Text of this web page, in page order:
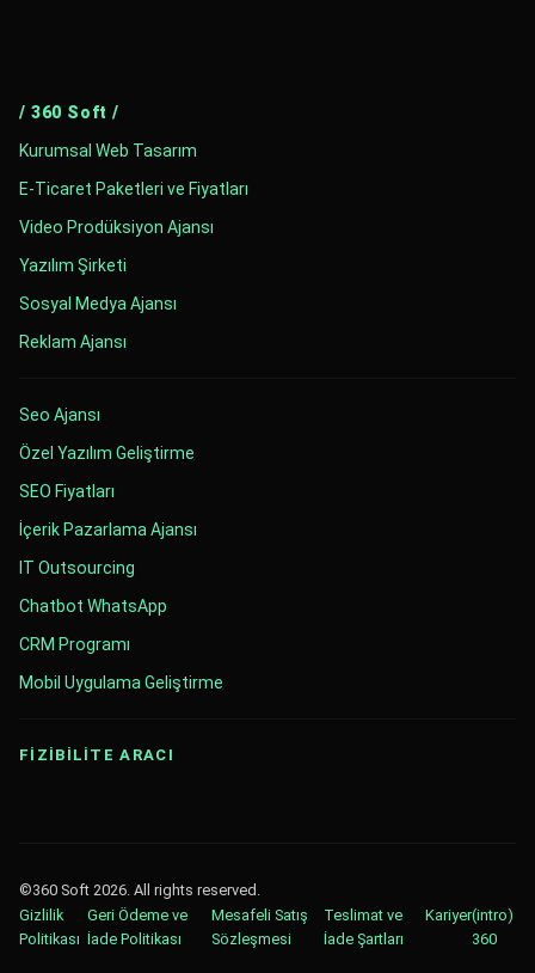
/ 360 Soft /
Kurumsal Web Tasarım
E-Ticaret Paketleri ve Fiyatları
Video Prodüksiyon Ajansı
Yazılım Şirketi
Sosyal Medya Ajansı
Reklam Ajansı
Seo Ajansı
Özel Yazılım Geliştirme
SEO Fiyatları
İçerik Pazarlama Ajansı
IT Outsourcing
Chatbot WhatsApp
CRM Programı
Mobil Uygulama Geliştirme
FİZİBİLİTE ARACI
©360 Soft 2026. All rights reserved.
Gizlilik
Politikası
Geri Ödeme ve
İade Politikası
Mesafeli Satış
Sözleşmesi
Teslimat ve
İade Şartları
Kariyer(intro)
360